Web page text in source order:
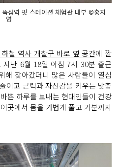
섬역 핏 스테이션 체험관 내부 ©홍지
영
철 역사 개찰구 바로 옆 공간에 깔
난 6월 18일 아침 7시 30분 출근
해 찾아갔더니 많은 사람들이 열심
이고 근력과 자신감을 키우는 맞춤
쁜 하루를 보내는 현대인들이 건강
곳에서 몸을 가볍게 풀고 기분까지